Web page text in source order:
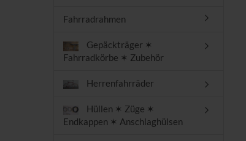
Fahrradrahmen
Gepäckträger ✶
Fahrradkörbe ✶ Zubehör
Herrenfahrräder
Hüllen ✶ Züge ✶
Endkappen ✶ Anschlaghülsen